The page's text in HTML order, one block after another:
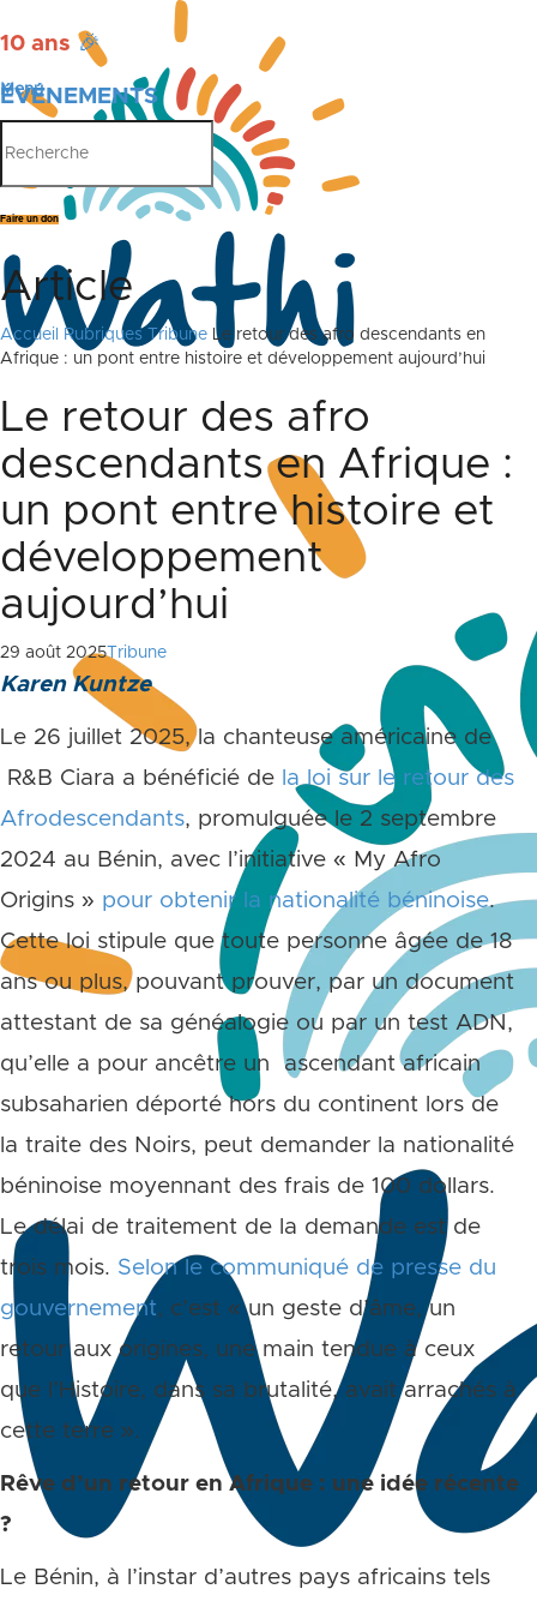
10 ans 🎉
ÉVÉNEMENTS
PUBLICATIONS
Menu
Faire un don
Article
Accueil Rubriques Tribune Le retour des afro descendants en
Afrique : un pont entre histoire et développement aujourd’hui
Le retour des afro
descendants en Afrique :
un pont entre histoire et
développement
aujourd’hui
29 août 2025Tribune
Karen Kuntze
Le 26 juillet 2025, la chanteuse américaine de
R&B Ciara a bénéficié de la loi sur le retour des
Afrodescendants, promulguée le 2 septembre
2024 au Bénin, avec l’initiative « My Afro
Origins » pour obtenir la nationalité béninoise.
Cette loi stipule que toute personne âgée de 18
ans ou plus, pouvant prouver, par un document
attestant de sa généalogie ou par un test ADN,
qu’elle a pour ancêtre un ascendant africain
subsaharien déporté hors du continent lors de
la traite des Noirs, peut demander la nationalité
béninoise moyennant des frais de 100 dollars.
Le délai de traitement de la demande est de
trois mois. Selon le communiqué de presse du
gouvernement, c’est « un geste d’âme, un
retour aux origines, une main tendue à ceux
que l’Histoire, dans sa brutalité, avait arrachés à
cette terre ».
Rêve d’un retour en Afrique : une idée récente
?
Le Bénin, à l’instar d’autres pays africains tels